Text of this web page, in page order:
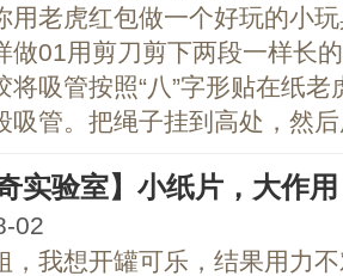
用老虎红包做一个好玩的小
做01用剪刀剪下两段一样长
将吸管按照“八”字形贴在纸
吸管。把绳子挂到高处，然
奇实验室】小纸片，大作用
02
，我想开罐可乐，结果用力